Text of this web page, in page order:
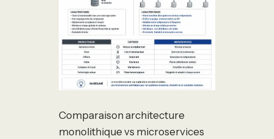
Comparaison architecture
monolithique vs microservices